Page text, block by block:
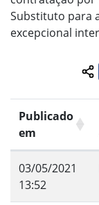
Substituto para
excepcional
Publicado
em
03/05/2021
13:52